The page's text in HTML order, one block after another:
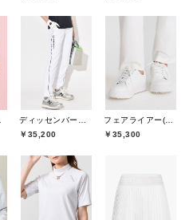
￥35,200
￥35,300